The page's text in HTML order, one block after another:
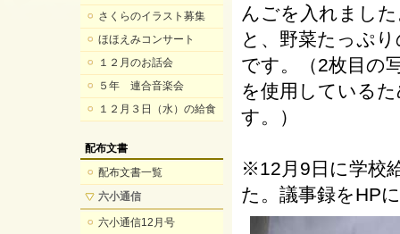
さくらのイラスト募集
ほほえみコンサート
１２月のお話会
５年 連合音楽会
１２月３日（水）の給食
配布文書
配布文書一覧
六小通信
六小通信12月号
んごを入れまし
と、野菜たっぷ
です。（2枚目の
を使用している
す。）
※12月9日に学校
た。議事録をHP